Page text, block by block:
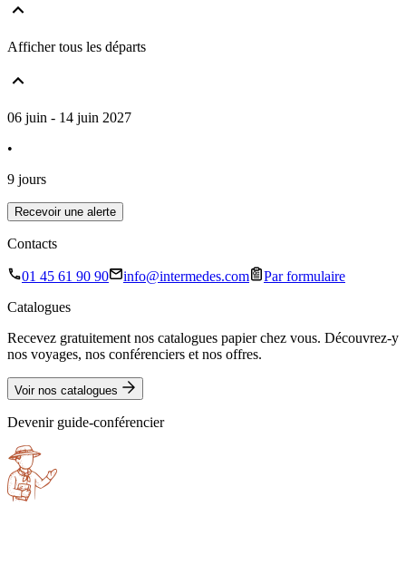
Afficher tous les départs
06 juin - 14 juin 2027
•
9 jours
Recevoir une alerte
Contacts
01 45 61 90 90 info@intermedes.com
Par formulaire
Catalogues
Recevez gratuitement nos catalogues papier chez vous. Découvrez-y
nos voyages, nos conférenciers et nos offres.
Voir nos catalogues
Devenir guide-conférencier